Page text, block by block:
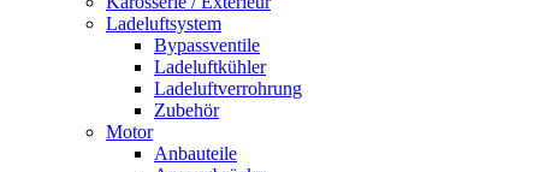
Ladeluftsystem
Bypassventile
Ladeluftkühler
Ladeluftverrohrung
Zubehör
Motor
Anbauteile